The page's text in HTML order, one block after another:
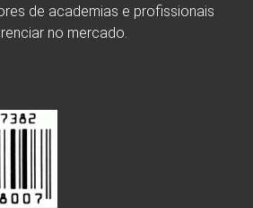
de academias e profissionais
no mercado.